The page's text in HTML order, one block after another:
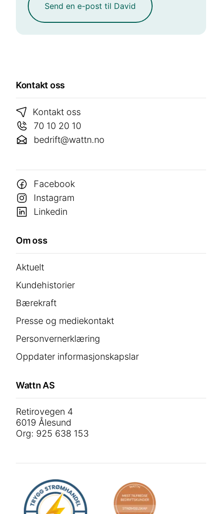
Send en e-post til David
Kontakt oss
Kontakt oss
70 10 20 10
bedrift@wattn.no
Facebook
Instagram
Linkedin
Om oss
Aktuelt
Kundehistorier
Bærekraft
Presse og mediekontakt
Personvernerklæring
Oppdater informasjonskapslar
Wattn AS
Retirovegen 4
6019 Ålesund
Org: 925 638 153